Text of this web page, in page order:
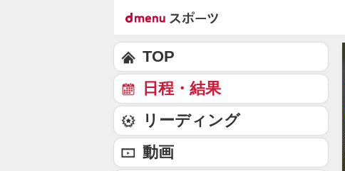
TOP
日程・結果
リーディング
動画